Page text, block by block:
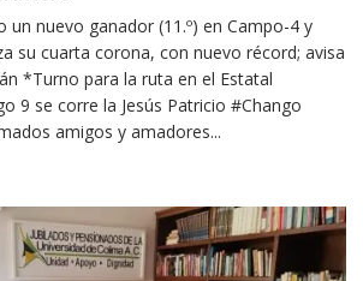
un nuevo ganador (11.º) en Campo-4 y
su cuarta corona, con nuevo récord; avisa
*Turno para la ruta en el Estatal
9 se corre la Jesús Patricio #Chango
amigos y amadores...